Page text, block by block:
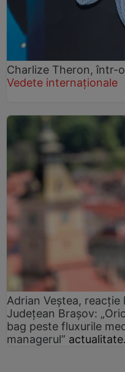
Charlize Theron, într-
Vedete internaționale
Adrian Veștea,
Județean Brașov:
bag peste fluxurile
managerul”